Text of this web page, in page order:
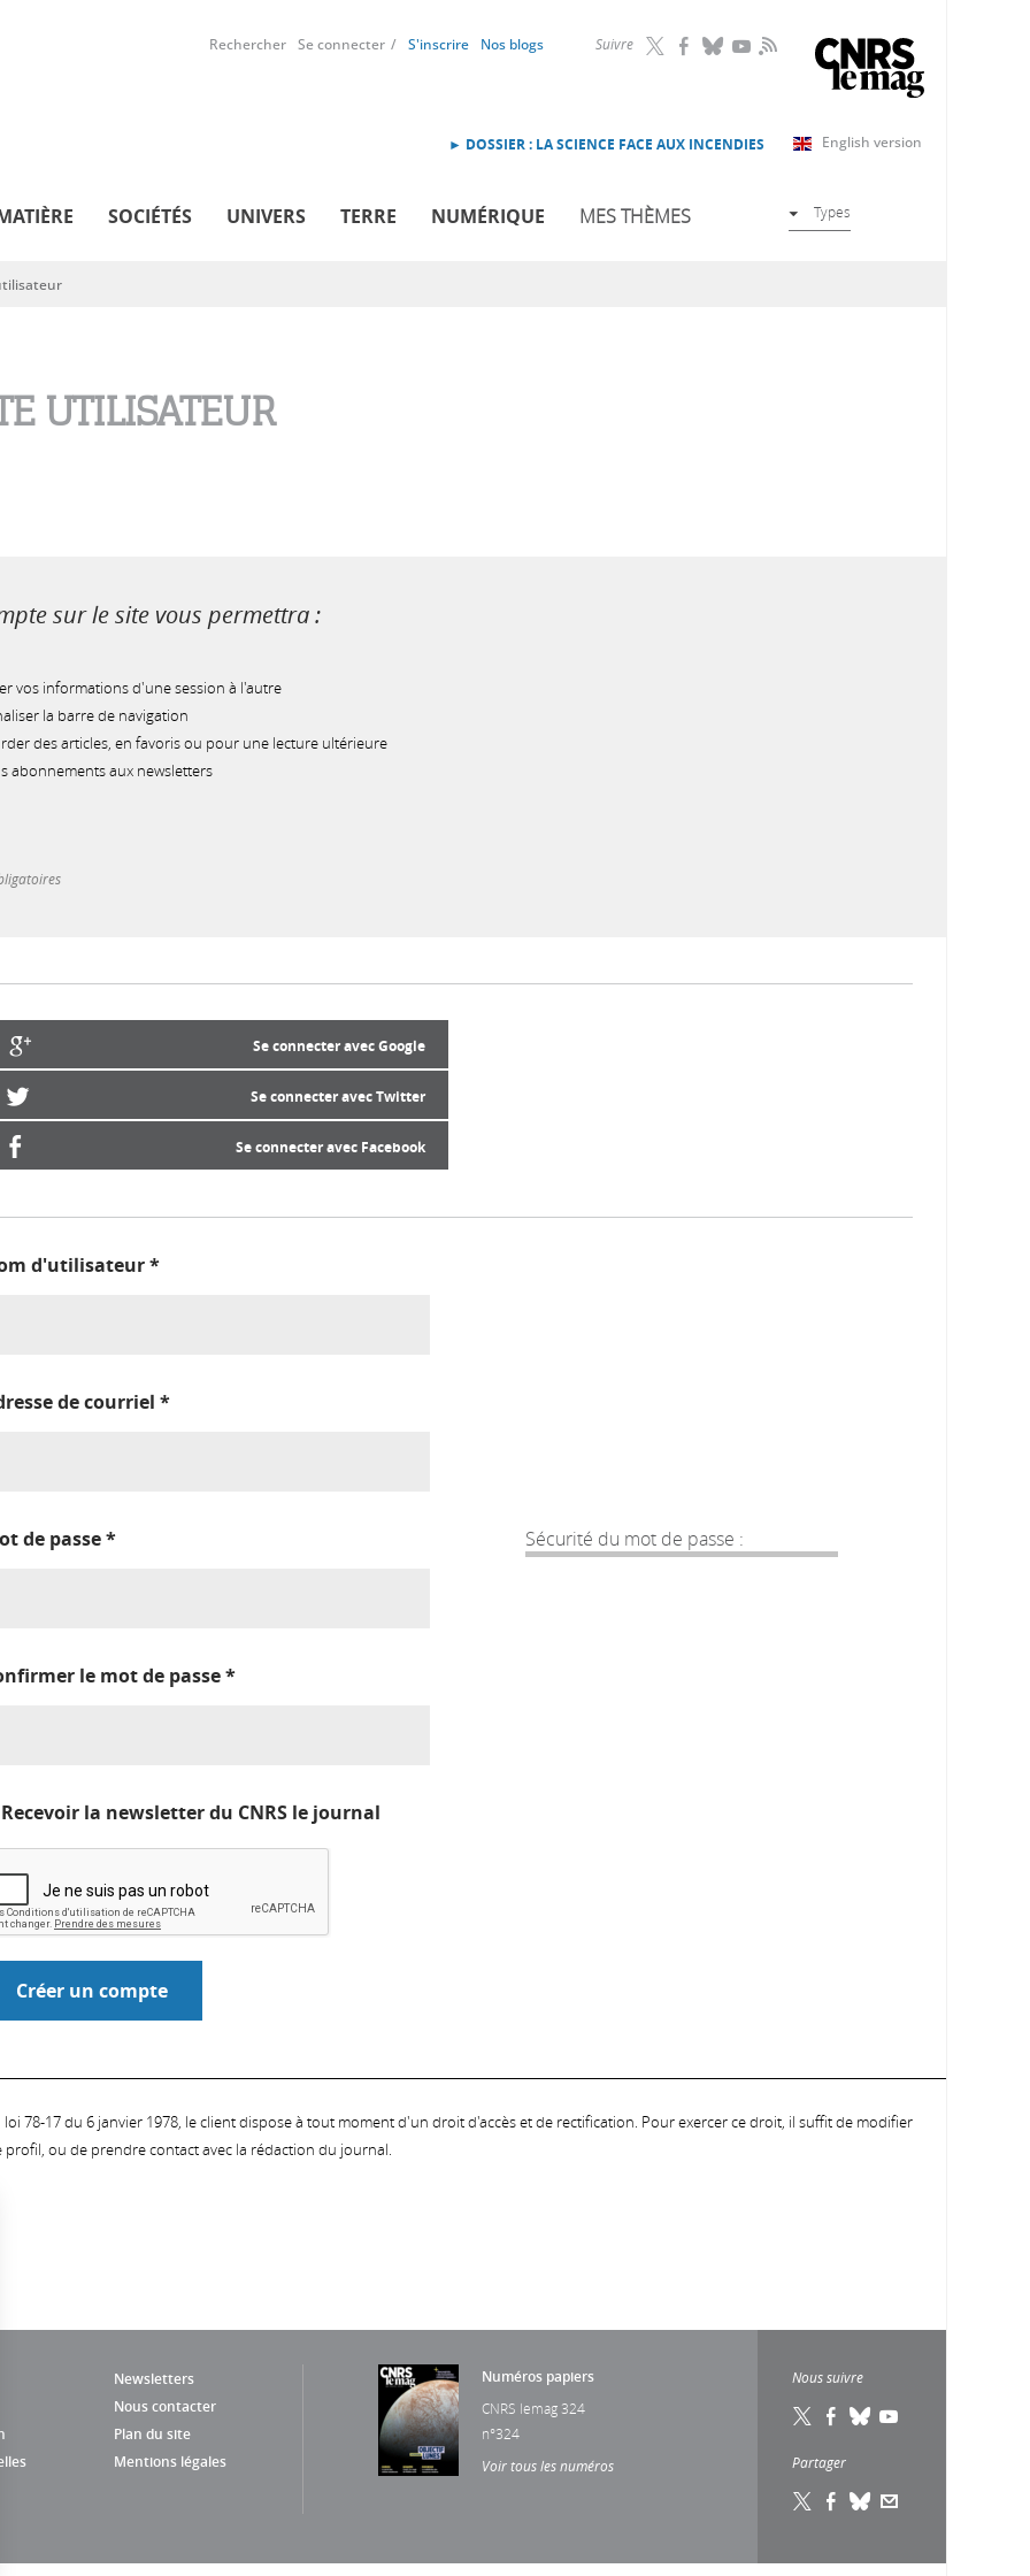
Suivre RSS
Rechercher Se connecter S'inscrire Nos blogs
English version
► DOSSIER : LA SCIENCE FACE AUX INCENDIES
SOCIÉTÉS UNIVERS TERRE NUMÉRIQUE MES THÈMES Types
UTILISATEUR
sur le site vous permettra :
vos informations d'une session à l'autre
la barre de navigation
des articles, en favoris ou pour une lecture ultérieure
abonnements aux newsletters
Se connecter avec Google
Se connecter avec Twitter
Se connecter avec Facebook
d'utilisateur*
de courriel *
Sécurité du mot de passe :
de passe*
le mot de passe*
Recevoir la newsletter du CNRS le journal
78-17 du 6 janvier 1978, le client dispose à tout moment d'un droit d'accès et de rectification. Pour exercer ce droit, il suffit de modifier
ou de prendre contact avec la rédaction du journal.
Newsletters
Nous contacter
Plan du site
Mentions légales
Numéros papiers
CNRS lemag 324
n°324
Voir tous les numéros
Nous suivre
Partager